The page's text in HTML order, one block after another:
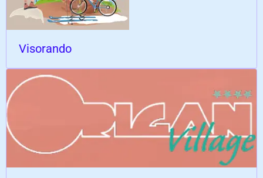
Visorando